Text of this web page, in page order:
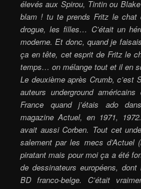
élevés aux Spirou, Tintin ou
blam ! tu te prends Fritz le
drogue, les filles… C’était un
moderne. Et donc, quand je
ça en tête, cet esprit de Fritz le
temps… on mélange tout et il en
Le deuxième après Crumb, c’est
auteurs underground
France quand j’étais ado
magazine Actuel, en 1971,
avait aussi Corben. Tout cet
salement par les mecs
piratant mais pour moi ça a été
de dessinateurs européens,
BD franco-belge. C’était